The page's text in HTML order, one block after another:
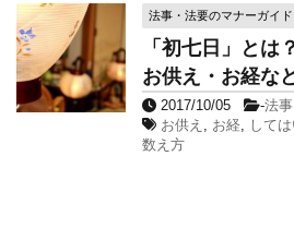
法事・法要のマナーガイド
「初七日」と
お供え・お経な
2017/10/05 -法
お供え
お経 して
数え方